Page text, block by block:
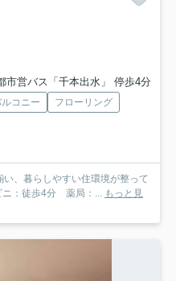
市営バス「千本出水」 停歩4分
コニー
フローリング
、暮らしやすい住環境が整って
：徒歩4分 薬局：... もっと見